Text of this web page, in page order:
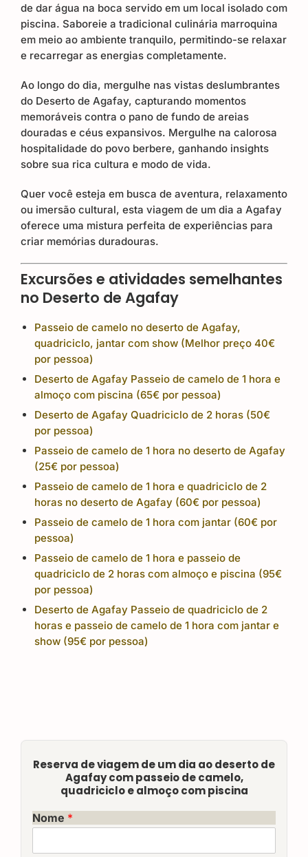
de dar água na boca servido em um local isolado com
piscina. Saboreie a tradicional culinária marroquina
em meio ao ambiente tranquilo, permitindo-se relaxar
e recarregar as energias completamente.
Ao longo do dia, mergulhe nas vistas deslumbrantes
do Deserto de Agafay, capturando momentos
memoráveis ​​contra o pano de fundo de areias
douradas e céus expansivos. Mergulhe na calorosa
hospitalidade do povo berbere, ganhando insights
sobre sua rica cultura e modo de vida.
Quer você esteja em busca de aventura, relaxamento
ou imersão cultural, esta viagem de um dia a Agafay
oferece uma mistura perfeita de experiências para
criar memórias duradouras.
Excursões e atividades semelhantes
no Deserto de Agafay
Passeio de camelo no deserto de Agafay,
quadriciclo, jantar com show (Melhor preço 40€
por pessoa)
Deserto de Agafay Passeio de camelo de 1 hora e
almoço com piscina (65€ por pessoa)
Deserto de Agafay Quadriciclo de 2 horas (50€
por pessoa)
Passeio de camelo de 1 hora no deserto de Agafay
(25€ por pessoa)
Passeio de camelo de 1 hora e quadriciclo de 2
horas no deserto de Agafay (60€ por pessoa)
Passeio de camelo de 1 hora com jantar (60€ por
pessoa)
Passeio de camelo de 1 hora e passeio de
quadriciclo de 2 horas com almoço e piscina (95€
por pessoa)
Deserto de Agafay Passeio de quadriciclo de 2
horas e passeio de camelo de 1 hora com jantar e
show (95€ por pessoa)
Reserva de viagem de um dia ao deserto de
Agafay com passeio de camelo,
quadriciclo e almoço com piscina
Nome *